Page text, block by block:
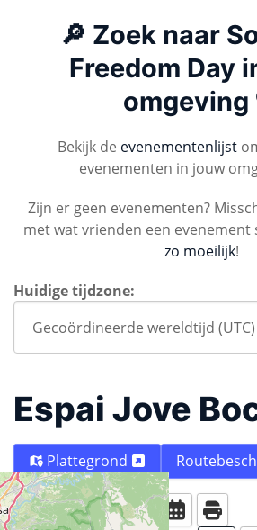
🔎 Zoek naar
Freedom Day
omgeving
Bekijk de evenementenlijst
evenementen in jouw
Zijn er geen evenementen?
met wat vrienden een evenement
zo moeilijk!
Huidige tijdzone:
Espai Jove
Plattegrond
Vandaag